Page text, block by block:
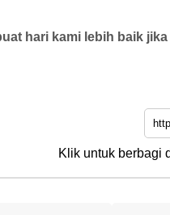
hari kami lebih baik
Klik untuk berbagi